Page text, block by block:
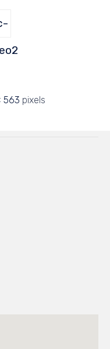
563 pixels